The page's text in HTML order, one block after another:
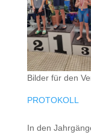
Bilder für den
PROTOKOLL
In den